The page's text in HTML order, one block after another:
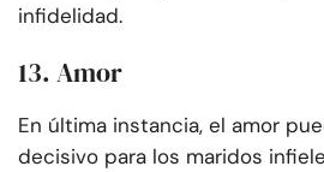
infidelidad.
13. Amor
En última instancia, el amor
decisivo para los maridos